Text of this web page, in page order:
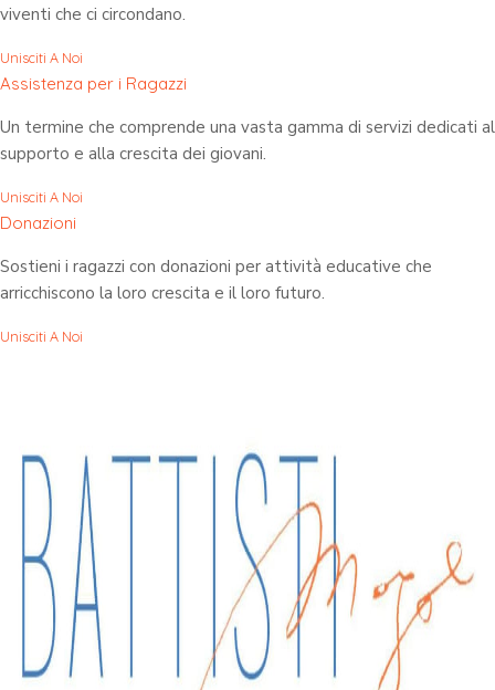
viventi che ci circondano.
Unisciti A Noi
Assistenza per i Ragazzi
Un termine che comprende una vasta gamma di servizi dedicati al
supporto e alla crescita dei giovani.
Unisciti A Noi
Donazioni
Sostieni i ragazzi con donazioni per attività educative che
arricchiscono la loro crescita e il loro futuro.
Unisciti A Noi